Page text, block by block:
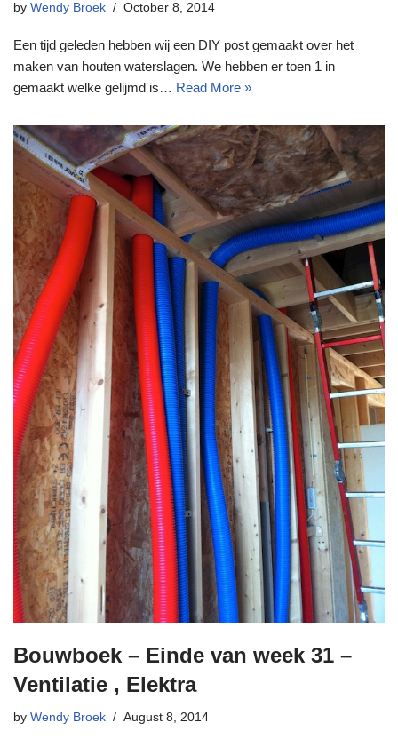
by Wendy Broek October 8, 2014
Een tijd geleden hebben wij een DIY post gemaakt over het
maken van houten waterslagen. We hebben er toen 1 in
gemaakt welke gelijmd is… Read More »
Bouwboek – Einde van week 31 –
Ventilatie , Elektra
by Wendy Broek August 8, 2014